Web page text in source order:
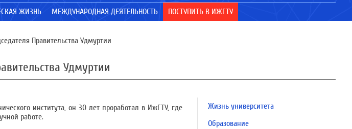
ЖИЗНЬ МЕЖДУНАРОДНАЯ ДЕЯТЕЛЬНОСТЬ ПОСТУПИТЬ В ИЖГТУ
Правительства Удмуртии
Удмуртии
института, он 30 лет проработал в ИжГТУ, где
работе.
Жизнь университета
Образование